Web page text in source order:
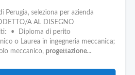
Perugia, seleziona per azienda
A AL DISEGNO
• Diploma di perito
o Laurea in ingegneria meccanica;
meccanico, progettazione...